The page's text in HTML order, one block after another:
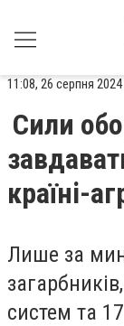
11:08, 26 серпня 2024
Сили
країні-
Лише за
систем та